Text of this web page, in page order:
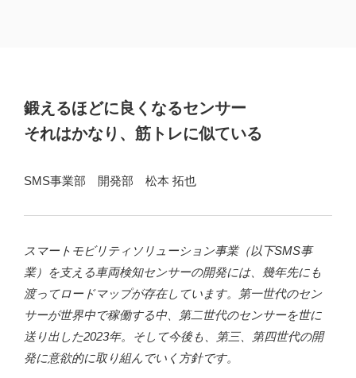
鍛えるほどに良くなるセンサー
それはかなり、筋トレに似ている
SMS事業部 開発部 松本 拓也
スマートモビリティソリューション事業（以下SMS事
業）を支える車両検知センサーの開発には、幾年先にも
渡ってロードマップが存在しています。第一世代のセン
サーが世界中で稼働する中、第二世代のセンサーを世に
送り出した2023年。そして今後も、第三、第四世代の開
発に意欲的に取り組んでいく方針です。